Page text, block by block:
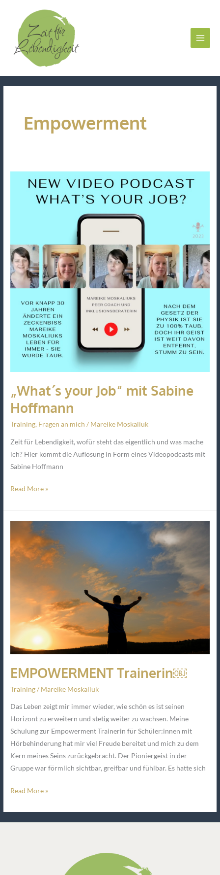
springen
Empowerment
„What´s your Job“ mit Sabine
Hoffmann
Training, Fragen an mich / Mareike Moskaliuk
Zeit für Lebendigkeit, wofür steht das eigentlich und was mache
ich? Hier kommt die Auflösung in Form eines Videopodcasts mit
Sabine Hoffmann
„What
Hoffmann
Read More »
EMPOWERMENT Trainerin￼
Training/ Mareike Moskaliuk
Das Leben zeigt mir immer wieder, wie schön es ist seinen
Horizont zu erweitern und stetig weiter zu wachsen. Meine
Schulung zur Empowerment Trainerin für Schüler:innen mit
Hörbehinderung hat mir viel Freude bereitet und mich zu dem
Kern meines Seins zurückgebracht. Der Pioniergeist in der
Gruppe war förmlich sichtbar, greifbar und fühlbar. Es hatte sich
EMPOWERMENT
Trainerin
￼
Read More »